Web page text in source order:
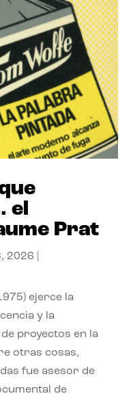
el
Prat
2026
ejerce la
y la
proyectos en la
otras cosas,
fue asesor de
de